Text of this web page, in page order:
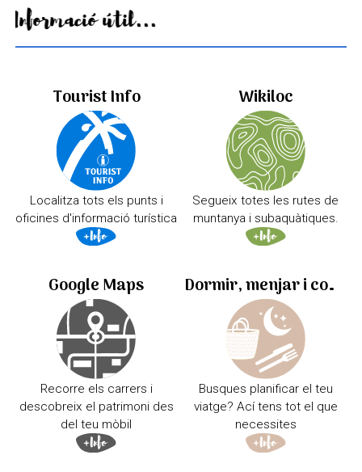
Informació útil...
Tourist Info
Localitza tots els punts i
oficines d'informació turística
Wikiloc
Segueix totes les rutes de
muntanya i subaquàtiques.
Google Maps
Recorre els carrers i
descobreix el patrimoni des
del teu mòbil
Dormir, menjar i comprar
Busques planificar el teu
viatge? Ací tens tot el que
necessites